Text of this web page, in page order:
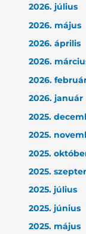
2026. július
2026. május
2026. április
2026.
2026.
2026. január
2025.
2025.
2025.
2025.
2025. július
2025. június
2025. május